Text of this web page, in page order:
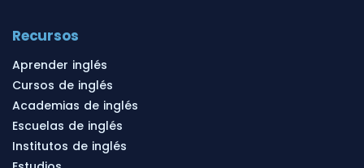
Recursos
Aprender inglés
Cursos de inglés
Academias de inglés
Escuelas de inglés
Institutos de inglés